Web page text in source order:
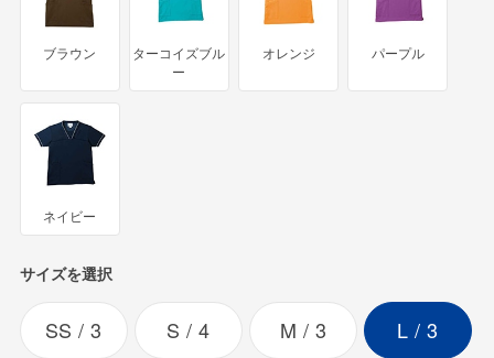
ブラウン
ターコイズブル
ー
オレンジ パープル
ネイビー
サイズを選択
SS 3 S 4 M 3 L 3